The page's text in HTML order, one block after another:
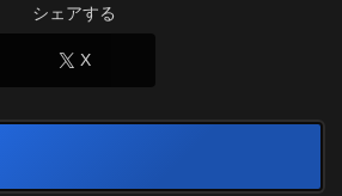
シェアする
X